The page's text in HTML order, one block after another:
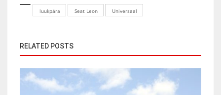
luukpära Seat Leon Universaal
RELATED POSTS